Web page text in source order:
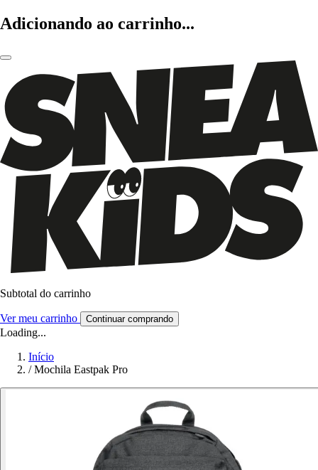
Adicionando ao carrinho...
Subtotal do carrinho
Ver meu carrinho Continuar comprando
Loading...
Início
/ Mochila Eastpak Pro